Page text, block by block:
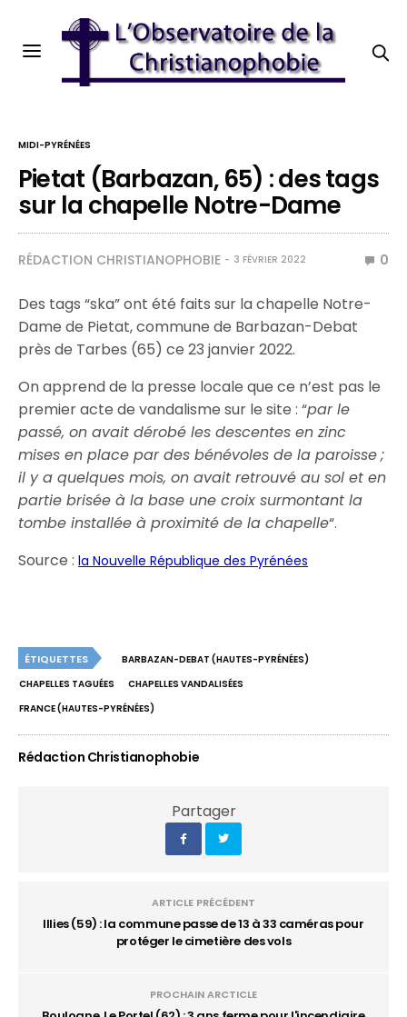
MIDI-PYRÉNÉES
Pietat (Barbazan, 65) : des tags
sur la chapelle Notre-Dame
RÉDACTION CHRISTIANOPHOBIE 3 FÉVRIER 2022 0
Des tags “ska” ont été faits sur la chapelle Notre-
Dame de Pietat, commune de Barbazan-Debat
près de Tarbes (65) ce 23 janvier 2022.
On apprend de la presse locale que ce n’est pas le
premier acte de vandalisme sur le site : “par le
passé, on avait dérobé les descentes en zinc
mises en place par des bénévoles de la paroisse ;
il y a quelques mois, on avait retrouvé au sol et en
partie brisée à la base une croix surmontant la
tombe installée à proximité de la chapelle“.
Source :la Nouvelle République des Pyrénées
ÉTIQUETTES
BARBAZAN-DEBAT (HAUTES-PYRÉNÉES)
CHAPELLES TAGUÉES
CHAPELLES VANDALISÉES
FRANCE (HAUTES-PYRÉNÉES)
Rédaction Christianophobie
Partager
ARTICLE PRÉCÉDENT
Illies (59) : la commune passe de 13 à 33 caméras pour
protéger le cimetière des vols
PROCHAIN ARCTICLE